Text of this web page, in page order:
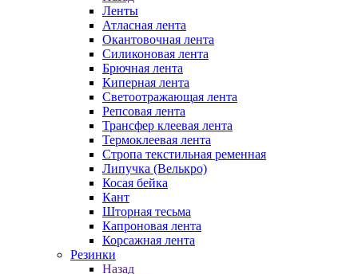
Ленты
Атласная лента
Окантовочная лента
Силиконовая лента
Брючная лента
Киперная лента
Светоотражающая лента
Репсовая лента
Трансфер клеевая лента
Термоклеевая лента
Стропа текстильная ременная
Липучка (Велькро)
Косая бейка
Кант
Шторная тесьма
Капроновая лента
Корсажная лента
Резинки
Назад